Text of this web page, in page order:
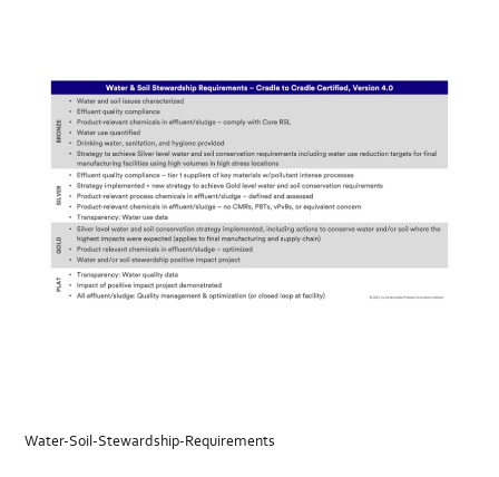
Water-Soil-Stewardship-Requirements